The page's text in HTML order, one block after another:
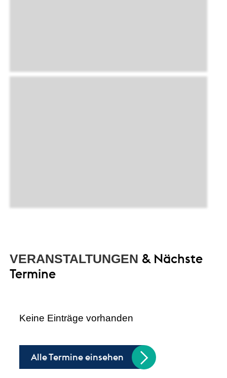
VERANSTALTUNGEN & Nächste
Termine
Keine Einträge vorhanden
Alle Termine einsehen